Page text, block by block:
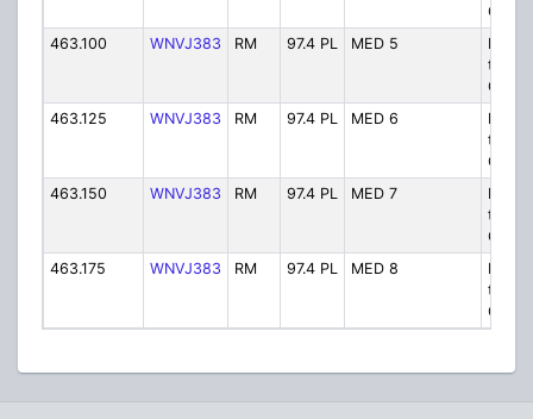
463.100
WNVJ383 RM 97.4 PL MED 5
to-
463.125
WNVJ383 RM 97.4 PL MED 6
to-
463.150
WNVJ383 RM 97.4 PL MED 7
to-
463.175
WNVJ383 RM 97.4 PL MED 8
to-